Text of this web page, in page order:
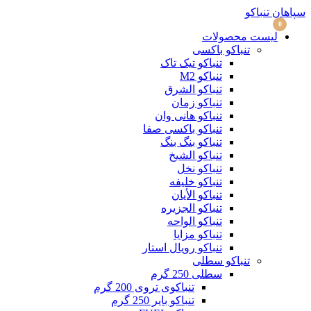
منو
سپاهان تنباکو
0
لیست محصولات
تنباکو باکسی
تنباکو تیک تاک
تنباکو M2
تنباکو الشرق
تنباکو زمان
تنباکو هانی وان
تنباکو باکسی صفا
تنباکو بنگ بنگ
تنباکو الشیخ
تنباکو نخل
تنباکو خلیفه
تنباکو الأیان
تنباکو الجزیره
تنباکو الواحه
تنباکو مزایا
تنباکو رویال استار
تنباکو سطلی
سطلی 250 گرم
تنباکوی تروی 200 گرم
تنباکو بایر 250 گرم